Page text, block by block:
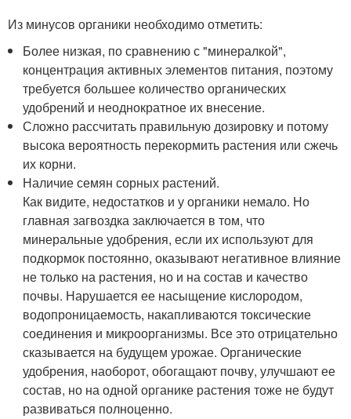
Из минусов органики необходимо отметить:
Более низкая, по сравнению с "минералкой",
концентрация активных элементов питания, поэтому
требуется большее количество органических
удобрений и неоднократное их внесение.
Сложно рассчитать правильную дозировку и потому
высока вероятность перекормить растения или сжечь
их корни.
Наличие семян сорных растений.
Как видите, недостатков и у органики немало. Но
главная загвоздка заключается в том, что
минеральные удобрения, если их используют для
подкормок постоянно, оказывают негативное влияние
не только на растения, но и на состав и качество
почвы. Нарушается ее насыщение кислородом,
водопроницаемость, накапливаются токсические
соединения и микроорганизмы. Все это отрицательно
сказывается на будущем урожае. Органические
удобрения, наоборот, обогащают почву, улучшают ее
состав, но на одной органике растения тоже не будут
развиваться полноценно.